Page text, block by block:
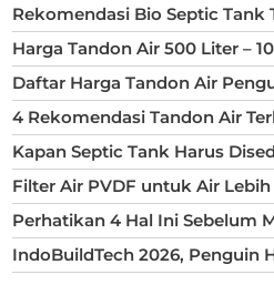
Rekomendasi Bio Septic
Harga Tandon Air 500 Liter –
Daftar Harga Tandon Air
4 Rekomendasi Tandon Air
Kapan Septic Tank Harus
Filter Air PVDF untuk Air
Perhatikan 4 Hal Ini Sebelum
IndoBuildTech 2026, Penguin